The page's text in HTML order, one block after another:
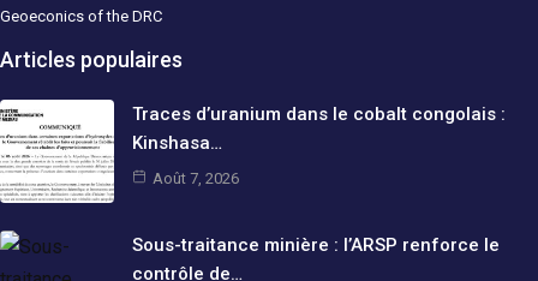
Geoeconics of the DRC
Articles populaires
Traces d’uranium dans le cobalt congolais :
Kinshasa…
Août 7, 2026
Sous-traitance minière : l’ARSP renforce le
contrôle de…